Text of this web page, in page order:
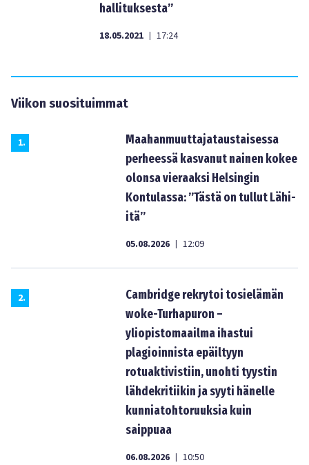
hallituksesta”
18.05.2021 | 17:24
Viikon suosituimmat
1.
Maahanmuuttajataustaisessa
perheessä kasvanut nainen kokee
olonsa vieraaksi Helsingin
Kontulassa: ”Tästä on tullut Lähi-
itä”
05.08.2026 | 12:09
2.
Cambridge rekrytoi tosielämän
woke-Turhapuron –
yliopistomaailma ihastui
plagioinnista epäiltyyn
rotuaktivistiin, unohti tyystin
lähdekritiikin ja syyti hänelle
kunniatohtoruuksia kuin
saippuaa
06.08.2026 | 10:50